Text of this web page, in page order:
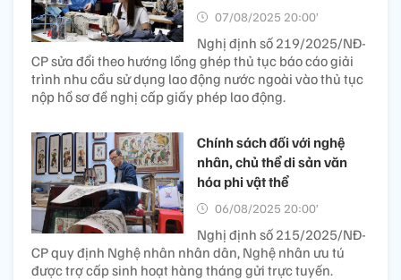
07/08/2025 20:00’
Nghị định số 219/2025/NĐ-
CP sửa đổi theo hướng lồng ghép thủ tục báo cáo giải
trình nhu cầu sử dụng lao động nước ngoài vào thủ tục
nộp hồ sơ đề nghị cấp giấy phép lao động.
Chính sách đối với nghệ
nhân, chủ thể di sản văn
hóa phi vật thể
06/08/2025 20:00’
Nghị định số 215/2025/NĐ-
CP quy định Nghệ nhân nhân dân, Nghệ nhân ưu tú
được trợ cấp sinh hoạt hàng tháng gửi trực tuyến.